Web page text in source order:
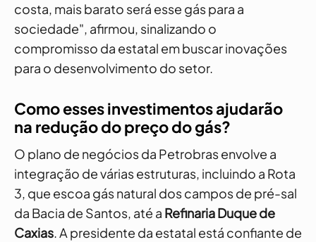
costa, mais barato será esse gás para a
sociedade", afirmou, sinalizando o
compromisso da estatal em buscar inovações
para o desenvolvimento do setor.
Como esses investimentos ajudarão
na redução do preço do gás?
O plano de negócios da Petrobras envolve a
integração de várias estruturas, incluindo a Rota
3, que escoa gás natural dos campos de pré-sal
da Bacia de Santos, até a Refinaria Duque de
Caxias. A presidente da estatal está confiante de